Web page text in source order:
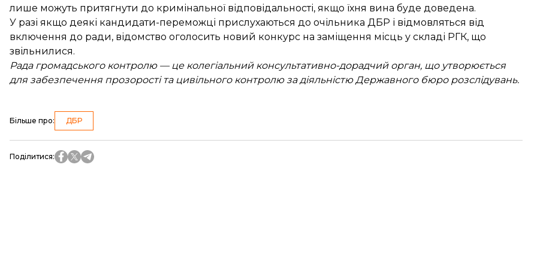
лише можуть притягнути до кримінальної відповідальності, якщо їхня вина буде доведена.
У разі якщо деякі кандидати-переможці прислухаються до очільника ДБР і відмовляться від
включення до ради, відомство оголосить новий конкурс на заміщення місць у складі РГК, що
звільнилися.
Рада громадського контролю — це колегіальний консультативно-дорадчий орган, що утворюється
для забезпечення прозорості та цивільного контролю за діяльністю Державного бюро розслідувань.
Більше про: ДБР
Поділитися: